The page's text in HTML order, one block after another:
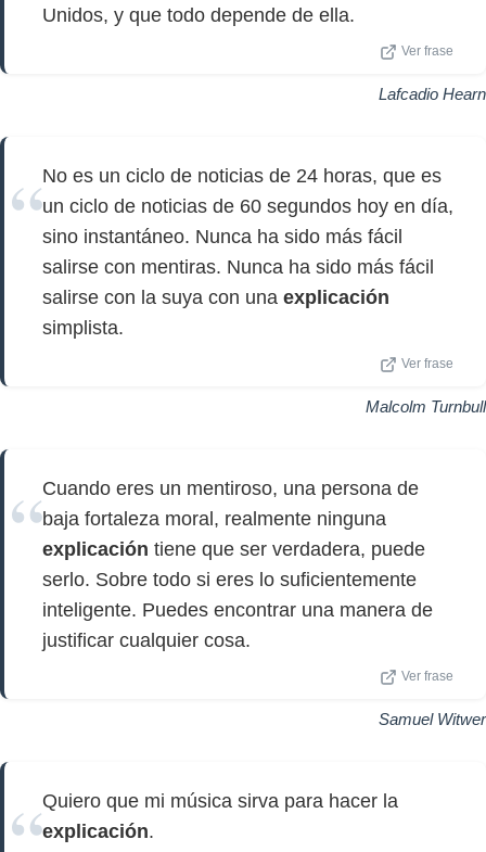
Unidos, y que todo depende de ella.
Ver frase
Lafcadio Hearn
No es un ciclo de noticias de 24 horas, que es
un ciclo de noticias de 60 segundos hoy en día,
sino instantáneo. Nunca ha sido más fácil
salirse con mentiras. Nunca ha sido más fácil
salirse con la suya con una explicación
simplista.
Ver frase
Malcolm Turnbull
Cuando eres un mentiroso, una persona de
baja fortaleza moral, realmente ninguna
explicación tiene que ser verdadera, puede
serlo. Sobre todo si eres lo suficientemente
inteligente. Puedes encontrar una manera de
justificar cualquier cosa.
Ver frase
Samuel Witwer
Quiero que mi música sirva para hacer la
explicación.